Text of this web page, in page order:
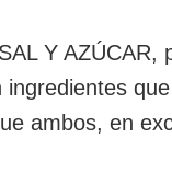
Y
ambos, en